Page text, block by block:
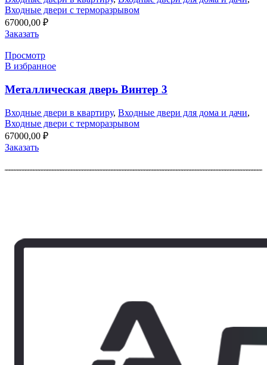
Входные двери с терморазрывом
67000,00 ₽
Заказать
Просмотр
В избранное
Металлическая дверь Винтер 3
Входные двери в квартиру, Входные двери для дома и дачи,
Входные двери с терморазрывом
67000,00 ₽
Заказать